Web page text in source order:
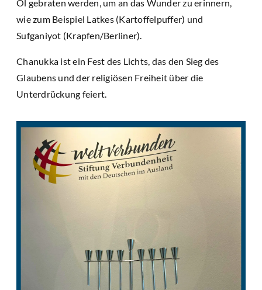
Öl gebraten werden, um an das Wunder zu erinnern,
wie zum Beispiel Latkes (Kartoffelpuffer) und
Sufganiyot (Krapfen/Berliner).
Chanukka ist ein Fest des Lichts, das den Sieg des
Glaubens und der religiösen Freiheit über die
Unterdrückung feiert.